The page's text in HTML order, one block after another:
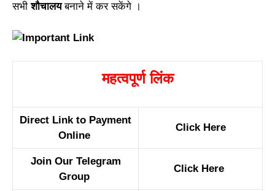
सभीशौचालयबनाने में कर सकेंगे ।
महत्वपूर्ण लिंक
Direct Link to Payment
Online
Click Here
Join Our Telegram
Group
Click Here